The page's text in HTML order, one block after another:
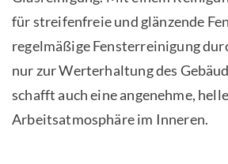
für streifenfreie und glänzende
regelmäßige Fensterreinigung
nur zur Werterhaltung des
schafft auch eine angenehme, helle
Arbeitsatmosphäre im Inneren.